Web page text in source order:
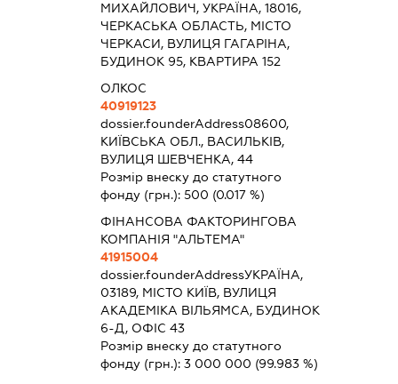
МИХАЙЛОВИЧ, УКРАЇНА, 18016,
ЧЕРКАСЬКА ОБЛАСТЬ, МІСТО
ЧЕРКАСИ, ВУЛИЦЯ ГАГАРІНА,
БУДИНОК 95, КВАРТИРА 152
ОЛКОС
40919123
dossier.founderAddress08600,
КИЇВСЬКА ОБЛ., ВАСИЛЬКІВ,
ВУЛИЦЯ ШЕВЧЕНКА, 44
Розмір внеску до статутного
фонду (грн.):500 (0.017 %)
ФІНАНСОВА ФАКТОРИНГОВА
КОМПАНІЯ "АЛЬТЕМА"
41915004
dossier.founderAddressУКРАЇНА,
03189, МІСТО КИЇВ, ВУЛИЦЯ
АКАДЕМІКА ВІЛЬЯМСА, БУДИНОК
6-Д, ОФІС 43
Розмір внеску до статутного
фонду (грн.):3 000 000 (99.983 %)